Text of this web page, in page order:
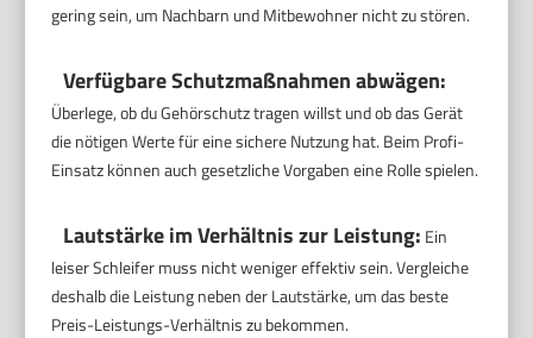
gering sein, um Nachbarn und Mitbewohner nicht zu stören.
Verfügbare Schutzmaßnahmen abwägen:
Überlege, ob du Gehörschutz tragen willst und ob das Gerät
die nötigen Werte für eine sichere Nutzung hat. Beim Profi-
Einsatz können auch gesetzliche Vorgaben eine Rolle spielen.
Lautstärke im Verhältnis zur Leistung: Ein
leiser Schleifer muss nicht weniger effektiv sein. Vergleiche
deshalb die Leistung neben der Lautstärke, um das beste
Preis-Leistungs-Verhältnis zu bekommen.